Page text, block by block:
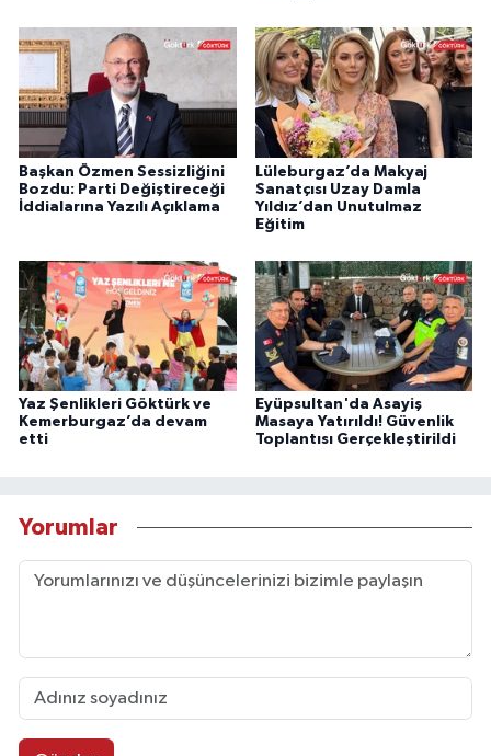
Başkan Özmen Sessizliğini
Bozdu: Parti Değiştireceği
İddialarına Yazılı Açıklama
Lüleburgaz’da Makyaj
Sanatçısı Uzay Damla
Yıldız’dan Unutulmaz
Eğitim
Yaz Şenlikleri Göktürk ve
Kemerburgaz’da devam
etti
Eyüpsultan'da Asayiş
Masaya Yatırıldı! Güvenlik
Toplantısı Gerçekleştirildi
Yorumlar